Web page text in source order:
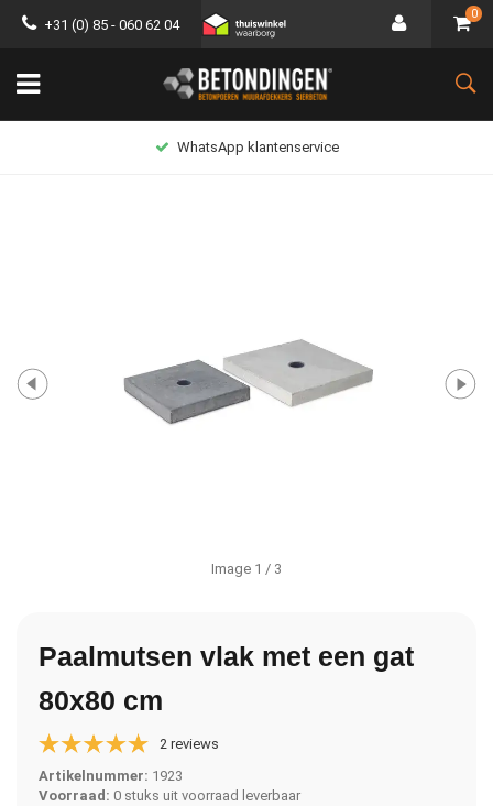
+31 (0) 85 - 060 62 04
0
WhatsApp klantenservice
Image 1 / 3
Paalmutsen vlak met een gat
80x80 cm
2 reviews
Artikelnummer: 1923
Voorraad: 0 stuks uit voorraad leverbaar